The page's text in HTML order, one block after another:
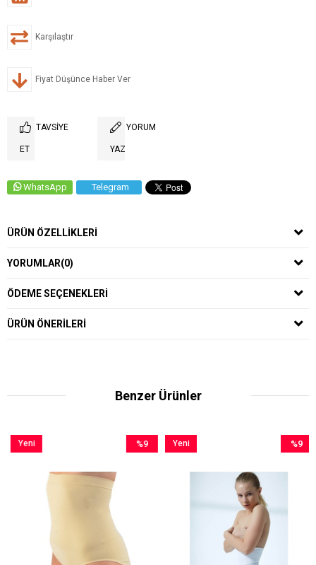
Karşılaştır
Fiyat Düşünce Haber Ver
TAVSIYE
ET
YORUM
YAZ
WhatsApp Telegram
ÜRÜN ÖZELLIKLERI
YORUMLAR(0)
ÖDEME SEÇENEKLERI
ÜRÜN ÖNERILERI
Benzer Ürünler
%9
Yeni
%9
Yeni